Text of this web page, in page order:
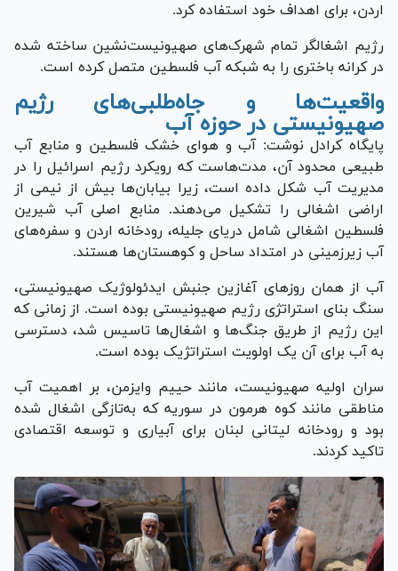
اردن، برای اهداف خود استفاده کرد.
رژیم اشغالگر تمام شهرک‌های صهیونیست‌نشین ساخته شده
در کرانه باختری را به شبکه آب فلسطین متصل کرده است.
واقعیت‌ها و جاه‌طلبی‌های رژیم
صهیونیستی در حوزه آب
پایگاه کرادل نوشت: آب و هوای خشک فلسطین و منابع آب
طبیعی محدود آن، مدت‌هاست که رویکرد رژیم اسرائیل را در
مدیریت آب شکل داده است، زیرا بیابان‌ها بیش از نیمی از
اراضی اشغالی را تشکیل می‌دهند. منابع اصلی آب شیرین
فلسطین اشغالی شامل دریای جلیله، رودخانه اردن و سفره‌های
آب زیرزمینی در امتداد ساحل و کوهستان‌ها هستند.
آب از همان روز‌های آغازین جنبش ایدئولوژیک صهیونیستی،
سنگ بنای استراتژی رژیم صهیونیستی بوده است. از زمانی که
این رژیم از طریق جنگ‌ها و اشغال‌ها تاسیس شد، دسترسی
به آب برای آن یک اولویت استراتژیک بوده است.
سران اولیه صهیونیست، مانند حییم وایزمن، بر اهمیت آب
مناطقی مانند کوه هرمون در سوریه که به‌تازگی اشغال شده
بود و رودخانه لیتانی لبنان برای آبیاری و توسعه اقتصادی
تاکید کردند.